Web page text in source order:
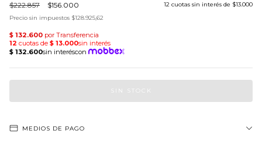
$222.857 $156.000 12 cuotas sin interés de $13.000
Precio sin impuestos $128.925,62
MEDIOS DE PAGO